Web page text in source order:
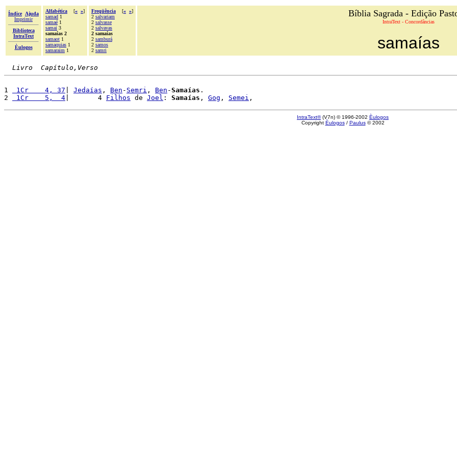
Índice
Ajuda
Imprimir
Biblioteca
IntraText
Èulogos
Alfabética [« »]
samad 1
samaé 1
samai 3
samaías 2
samaot 1
samaquias 1
samaraim 1
Freqüência [« »]
2 salvariam
2 salvasse
2 salvavas
2 samaías
2 samburá
2 samos
2 samri
Bíblia Sagrada - Edição
IntraText - Concordâncias
samaías
Livro  Capítulo,Verso
1 1Cr    4, 37 Jedaías , Ben - Semri , Ben -Samaías .
2
1Cr    5,  4 |       4 Filhos de Joel : Samaías , Gog , Semei
IntraText®(V7n) © 1996-2002 Èulogos
Copyright Èulogos/ Paulus© 2002